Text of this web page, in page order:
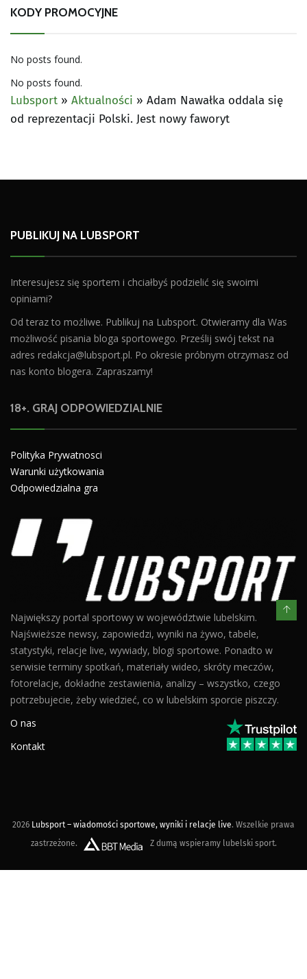
KODY PROMOCYJNE
No posts found.
No posts found.
Lubsport » Aktualności » Adam Nawałka oddala się
od reprezentacji Polski. Jest nowy faworyt
PUBLIKUJ NA LUBSPORT
Interesujesz się sportem i chciałbyś podzielić się swoimi
opiniami?
Od teraz to możliwe. Publikuj na Lubsport. Otwieramy dla Was
możliwość pisania bloga sportowego. Prześlij swój tekst na
adres redakcja@lubsport.pl. Po okresie próbnym otrzymasz od
nas konto blogera. Zapraszamy!
18+. GRAJ ODPOWIEDZIALNIE
Polityka Prywatnosci
Warunki użytkowania
Odpowiedzialna gra
Największy portal sportowy w województwie lubelskim.
Najświeższe newsy, zapowiedzi, wyniki na żywo, tabele,
statystyki, relacje live, wywiady, blogi sportowe. Ponadto w
serwisie terminy spotkań, materiały wideo, skróty meczów,
fotorelacje, dokładne zestawienia, analizy – wszystko, czego
potrzebujecie, żeby wiedzieć, co w lubelskim sporcie piszczy.
O nas
Kontakt
2026 Lubsport – wiadomości sportowe, wyniki i relacje live. Wszelkie prawa
zastrzeżone.
Z dumą wspieramy lubelski sport.